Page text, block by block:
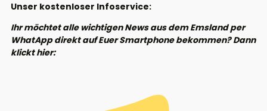
Unser kostenloser Infoservice:
Ihr möchtet alle wichtigen News aus dem Emsland per
WhatApp direkt auf Euer Smartphone bekommen? Dann
klickt hier: